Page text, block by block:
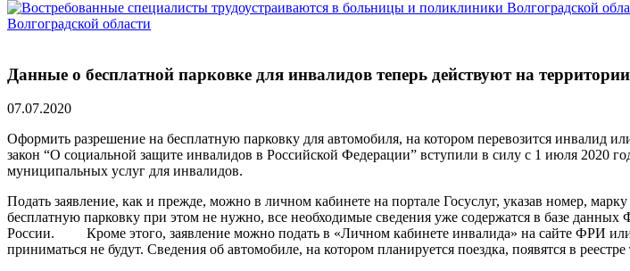
Волгоградской области
Данные о бесплатной парковке для инвалидов теперь действуют на
07.07.2020
Оформить разрешение на бесплатную парковку для автомобиля, на котором перевозится инвалид
закон “О социальной защите инвалидов в Российской Федерации” вступили в силу с 1 июля 2020
муниципальных услуг для инвалидов.
Подать заявление, как и прежде, можно в личном кабинете на портале Госуслуг, указав номер,
бесплатную парковку при этом не нужно, все необходимые сведения уже содержатся в базе
России. Кроме этого, заявление можно подать в «Личном кабинете инвалида» на сайте ФРИ
приниматься не будут. Сведения об автомобиле, на котором планируется поездка, появятся в